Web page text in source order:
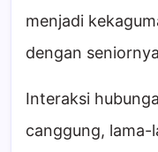
menjadi
dengan
Interaksi
canggung, lama-